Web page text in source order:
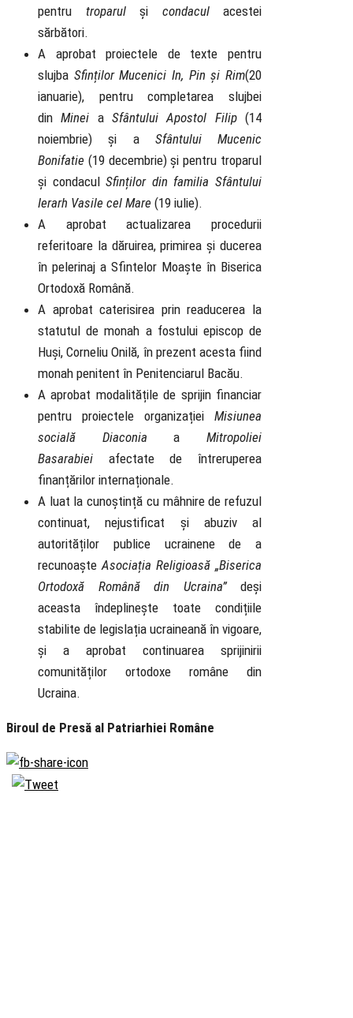
pentru troparul și condaculacestei
sărbători.
A aprobat proiectele de texte pentru
slujba Sfinților Mucenici In, Pin și Rim(20
ianuarie), pentru completarea slujbei
dinMinei aSfântului Apostol Filip(14
noiembrie) și a Sfântului Mucenic
Bonifatie (19 decembrie) și pentru troparul
și condaculSfinților din familia Sfântului
Ierarh Vasile cel Mare (19 iulie).
A aprobat actualizarea procedurii
referitoare la dăruirea, primirea și ducerea
în pelerinaj a Sfintelor Moaște în Biserica
Ortodoxă Română.
A aprobat caterisirea prin readucerea la
statutul de monah a fostului episcop de
Huși, Corneliu Onilă, în prezent acesta fiind
monah penitent în Penitenciarul Bacău.
A aprobat modalitățile de sprijin financiar
pentru proiectele organizației Misiunea
socială Diaconia aMitropoliei
Basarabiei afectate de întreruperea
finanțărilor internaționale.
A luat la cunoștință cu mâhnire de refuzul
continuat, nejustificat și abuziv al
autorităților publice ucrainene de a
recunoașteAsociația Religioasă „Biserica
Ortodoxă Română din Ucraina”deși
aceasta îndeplinește toate condițiile
stabilite de legislația ucraineană în vigoare,
și a aprobat continuarea sprijinirii
comunităților ortodoxe române din
Ucraina.
Biroul de Presă al Patriarhiei Române